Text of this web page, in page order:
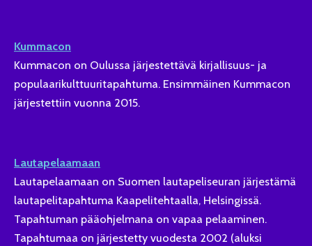
Kummacon
Kummacon on Oulussa järjestettävä kirjallisuus- ja
populaarikulttuuritapahtuma. Ensimmäinen Kummacon
järjestettiin vuonna 2015.
Lautapelaamaan
Lautapelaamaan on Suomen lautapeliseuran järjestämä
lautapelitapahtuma Kaapelitehtaalla, Helsingissä.
Tapahtuman pääohjelmana on vapaa pelaaminen.
Tapahtumaa on järjestetty vuodesta 2002 (aluksi